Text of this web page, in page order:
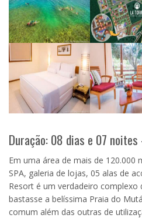
Duração: 08 dias e 07
Em uma área de mais de 120.000
SPA, galeria de lojas, 05 alas de
Resort é um verdadeiro complexo
bastasse a belíssima Praia do
comum além das outras de